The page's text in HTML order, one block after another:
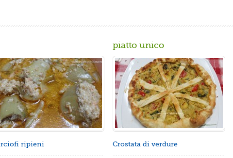
ripieni
piatto unico
Crostata di verdure